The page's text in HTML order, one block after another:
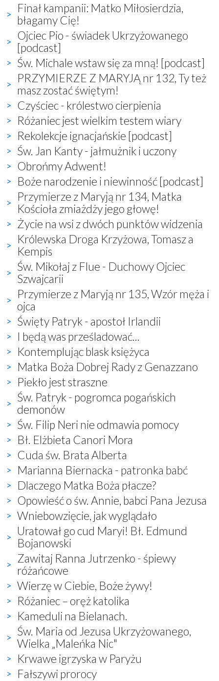
Finał kampanii: Matko Miłosierdzia,
błagamy Cię!
Ojciec Pio - świadek Ukrzyżowanego
[podcast]
Św. Michale wstaw się za mną! [podcast]
PRZYMIERZE Z MARYJĄ nr 132, Ty też
masz zostać świętym!
Czyściec - królestwo cierpienia
Różaniec jest wielkim testem wiary
Rekolekcje ignacjańskie [podcast]
Św. Jan Kanty - jałmużnik i uczony
Obrońmy Adwent!
Boże narodzenie i niewinność [podcast]
Przymierze z Maryją nr 134, Matka
Kościoła zmiażdży jego głowę!
Życie na wsi z dwóch punktów widzenia
Królewska Droga Krzyżowa, Tomasz a
Kempis
Św. Mikołaj z Flue - Duchowy Ojciec
Szwajcarii
Przymierze z Maryją nr 135, Wzór męża i
ojca
Święty Patryk - apostoł Irlandii
I będą was prześladować...
Kontemplując blask księżyca
Matka Boża Dobrej Rady z Genazzano
Piekło jest straszne
Św. Patryk - pogromca pogańskich
demonów
Św. Filip Neri nie odmawia pomocy
Bł. Elżbieta Canori Mora
Cuda św. Brata Alberta
Marianna Biernacka - patronka babć
Dlaczego Matka Boża płacze?
Opowieść o św. Annie, babci Pana Jezusa
Wniebowzięcie, jak wyglądało
Uratował go cud Maryi! Bł. Edmund
Bojanowski
Zawitaj Ranna Jutrzenko - śpiewy
różańcowe
Wierzę w Ciebie, Boże żywy!
Różaniec – oręż katolika
Kameduli na Bielanach.
Św. Maria od Jezusa Ukrzyżowanego,
Wielka „Maleńka Nic"
Krwawe igrzyska w Paryżu
Fałszywi prorocy